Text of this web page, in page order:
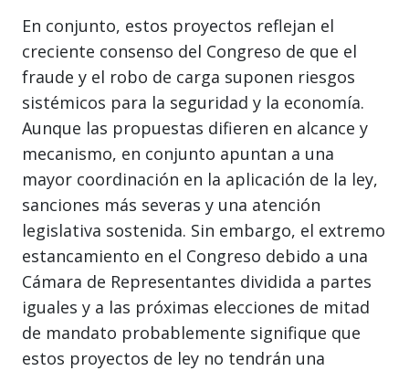
En conjunto, estos proyectos reflejan el
creciente consenso del Congreso de que el
fraude y el robo de carga suponen riesgos
sistémicos para la seguridad y la economía.
Aunque las propuestas difieren en alcance y
mecanismo, en conjunto apuntan a una
mayor coordinación en la aplicación de la ley,
sanciones más severas y una atención
legislativa sostenida. Sin embargo, el extremo
estancamiento en el Congreso debido a una
Cámara de Representantes dividida a partes
iguales y a las próximas elecciones de mitad
de mandato probablemente signifique que
estos proyectos de ley no tendrán una